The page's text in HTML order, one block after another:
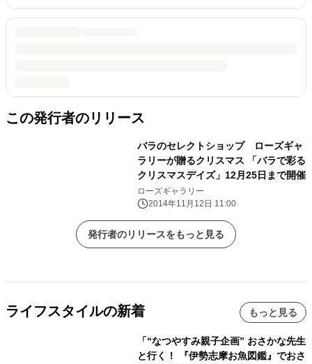
この発行者のリリース
バラのセレクトショップ ローズギャ
ラリーが贈るクリスマス 「バラで彩る
クリスマスデイズ」12月25日まで開催
ローズギャラリー
2014年11月12日 11:00
発行者のリリースをもっと見る
ライフスタイルの新着 もっと見る
「“なつやすみ親子企画” おさかな先生
と行く！ 『伊勢志摩お魚図鑑』でおさ